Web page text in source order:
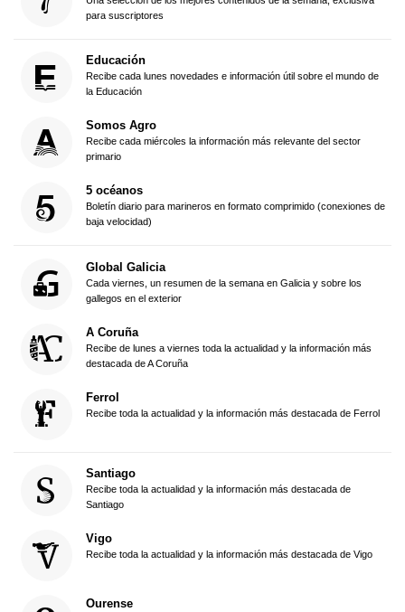
para suscriptores
Educación
Recibe cada lunes novedades e información útil sobre el mundo de
la Educación
Somos Agro
Recibe cada miércoles la información más relevante del sector
primario
5 océanos
Boletín diario para marineros en formato comprimido (conexiones de
baja velocidad)
Global Galicia
Cada viernes, un resumen de la semana en Galicia y sobre los
gallegos en el exterior
A Coruña
Recibe de lunes a viernes toda la actualidad y la información más
destacada de A Coruña
Ferrol
Recibe toda la actualidad y la información más destacada de Ferrol
Santiago
Recibe toda la actualidad y la información más destacada de
Santiago
Vigo
Recibe toda la actualidad y la información más destacada de Vigo
Ourense